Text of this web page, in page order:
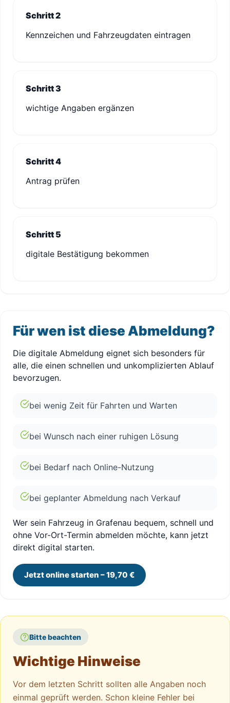
Schritt 2
Kennzeichen und Fahrzeugdaten eintragen
Schritt 3
wichtige Angaben ergänzen
Schritt 4
Antrag prüfen
Schritt 5
digitale Bestätigung bekommen
Für wen ist diese Abmeldung?
Die digitale Abmeldung eignet sich besonders für
alle, die einen schnellen und unkomplizierten Ablauf
bevorzugen.
bei wenig Zeit für Fahrten und Warten
bei Wunsch nach einer ruhigen Lösung
bei Bedarf nach Online-Nutzung
bei geplanter Abmeldung nach Verkauf
Wer sein Fahrzeug in Grafenau bequem, schnell und
ohne Vor-Ort-Termin abmelden möchte, kann jetzt
direkt digital starten.
Jetzt online starten – 19,70 €
Bitte beachten
Wichtige Hinweise
Vor dem letzten Schritt sollten alle Angaben noch
einmal geprüft werden. Schon kleine Fehler bei